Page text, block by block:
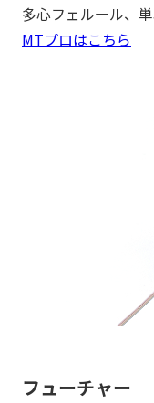
多心フェルール、
MTプロはこちら
フューチャー